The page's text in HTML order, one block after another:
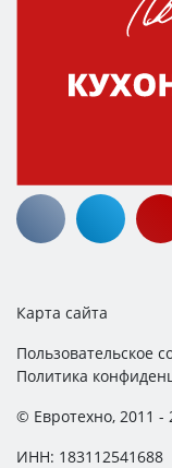
Карта сайта
Пользовательское
Политика
© Евротехно, 2011 -
ИНН: 183112541688